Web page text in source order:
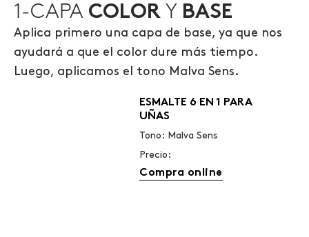
1-CAPA COLOR Y BASE
Aplica primero una capa de base, ya que nos
ayudará a que el color dure más tiempo.
Luego, aplicamos el tono Malva Sens.
ESMALTE 6 EN 1 PARA
UÑAS
Tono: Malva Sens
Precio:
Compra online